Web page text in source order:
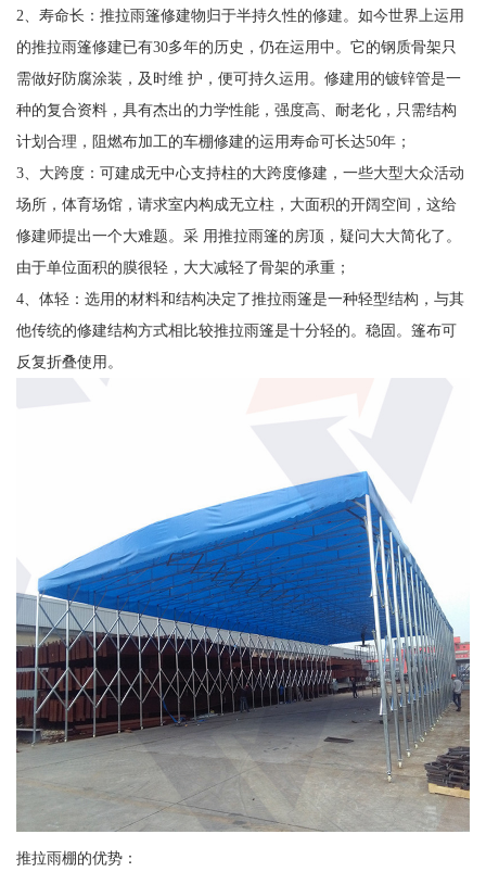
2、寿命长：推拉雨篷修建物归于半持久性的修建。如今世界上运用
的推拉雨篷修建已有30多年的历史，仍在运用中。它的钢质骨架只
需做好防腐涂装，及时维 护，便可持久运用。修建用的镀锌管是一
种的复合资料，具有杰出的力学性能，强度高、耐老化，只需结构
计划合理，阻燃布加工的车棚修建的运用寿命可长达50年；
3、大跨度：可建成无中心支持柱的大跨度修建，一些大型大众活动
场所，体育场馆，请求室内构成无立柱，大面积的开阔空间，这给
修建师提出一个大难题。采 用推拉雨篷的房顶，疑问大大简化了。
由于单位面积的膜很轻，大大减轻了骨架的承重；
4、体轻：选用的材料和结构决定了推拉雨篷是一种轻型结构，与其
他传统的修建结构方式相比较推拉雨篷是十分轻的。稳固。篷布可
反复折叠使用。
推拉雨棚的优势：